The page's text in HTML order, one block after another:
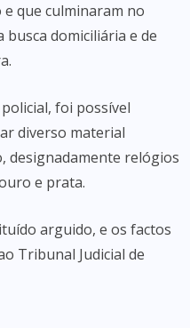
que culminaram no
domiciliária e de
foi possível
diverso material
designadamente relógios
e prata.
arguido, e os factos
Tribunal Judicial de